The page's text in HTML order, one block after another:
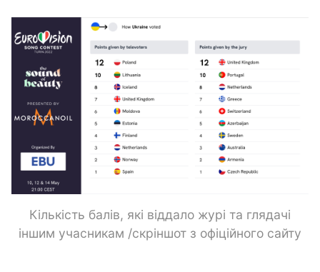
Кількість балів, які віддало журі та глядачі
іншим учасникам /скріншот з офіційного сайту